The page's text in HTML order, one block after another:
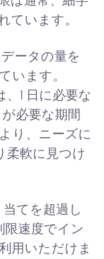
ています。
ータの量を
います。
1 日に必要な
必要な期間
り、ニーズに
柔軟に見つけ
てを超過し
限速度でイン
用いただけま